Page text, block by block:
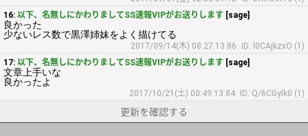
16: 以下、名無しにかわりましてSS速報VIPがお送りします [sage]
良かった
少ないレス数で黒澤姉妹をよく描けてる
2017/09/14(木) 08:27:13.86
ID: l0CAjkzxO (1)
17: 以下、名無しにかわりましてSS速報VIPがお送りします [sage]
文章上手いな
良かったよ
2017/10/21(土) 00:49:13.84 ID: Q/6CGylk0 (1)
更新を確認する